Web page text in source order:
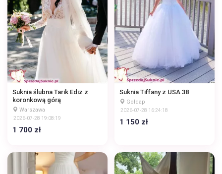
Suknia ślubna Tarik Ediz z
koronkową górą
Warszawa
2026-07-28 19:08:19
1 700 zł
Suknia Tiffany z USA 38
Gołdap
2026-07-28 16:24:18
1 150 zł